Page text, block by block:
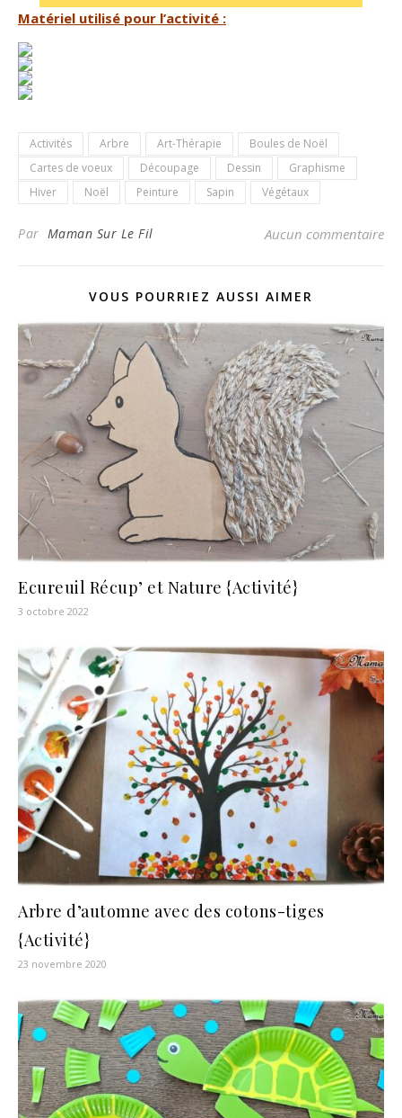
Matériel utilisé pour l’activité :
Activités Arbre Art-Thérapie
Boules de Noël
Cartes de voeux
Découpage Dessin
Graphisme
Hiver
Noël Peinture Sapin Végétaux
Par Maman Sur Le Fil Aucun commentaire
VOUS POURRIEZ AUSSI AIMER
Ecureuil Récup’ et Nature {Activité}
3 octobre 2022
Arbre d’automne avec des cotons-tiges
{Activité}
23 novembre 2020